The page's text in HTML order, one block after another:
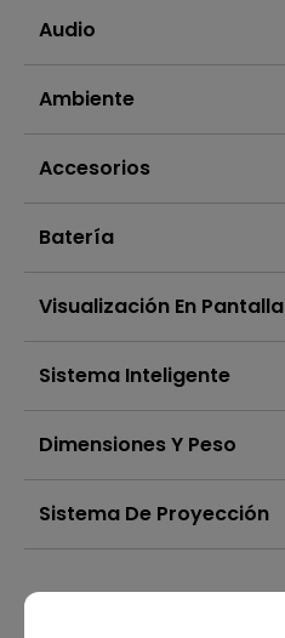
Audio
Ambiente
Accesorios
Batería
Visualización En Pantalla
Sistema Inteligente
Dimensiones Y Peso
Sistema De Proyección